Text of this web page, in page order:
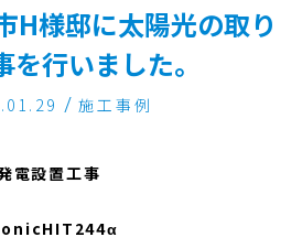
H様邸に太陽光の取り
を行いました。
施工事例
設置工事